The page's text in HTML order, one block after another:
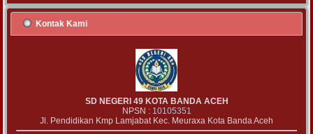
Kontak Kami
SD NEGERI 49 KOTA BANDA ACEH
NPSN : 10105351
Jl. Pendidikan Kmp Lamjabat Kec. Meuraxa Kota Banda Aceh